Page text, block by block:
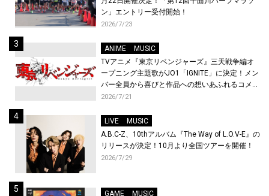
ン」エントリー受付開始！
2026/7/23
ANIME
MUSIC
TVアニメ『東京リベンジャーズ』三天戦争編オ
ープニング主題歌がJO1「IGNITE」に決定！メン
バー全員から喜びと作品への想いあふれるコメン
トが到着！9月に東京・大阪で先行上映会を開
2026/7/21
LIVE
MUSIC
A.B.C-Z、10thアルバム『The Way of L.O.V-E』の
リリースが決定！10月より全国ツアーを開催！
2026/7/29
GAME MUSIC